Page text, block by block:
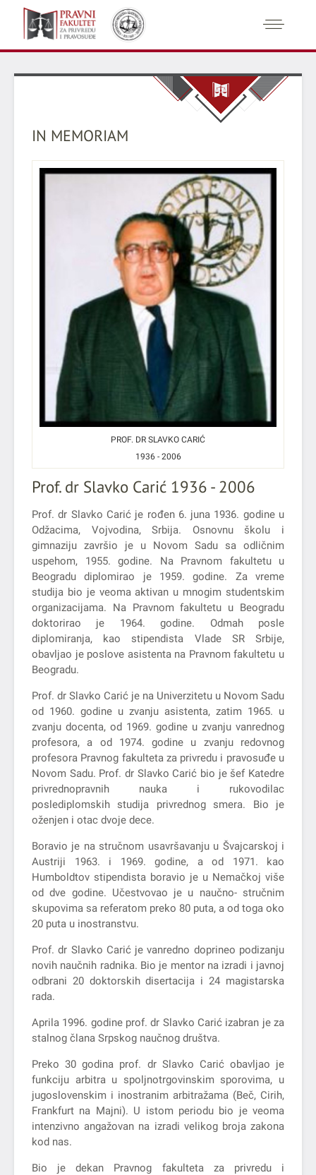
IN MEMORIAM
PROF. DR SLAVKO CARIĆ
1936 - 2006
Prof. dr Slavko Carić 1936 - 2006
Prof. dr Slavko Carić je rođen 6. juna 1936. godine u
Odžacima, Vojvodina, Srbija. Osnovnu školu i
gimnaziju završio je u Novom Sadu sa odličnim
uspehom, 1955. godine. Na Pravnom fakultetu u
Beogradu diplomirao je 1959. godine. Za vreme
studija bio je veoma aktivan u mnogim studentskim
organizacijama. Na Pravnom fakultetu u Beogradu
doktorirao je 1964. godine. Odmah posle
diplomiranja, kao stipendista Vlade SR Srbije,
obavljao je poslove asistenta na Pravnom fakultetu u
Beogradu.
Prof. dr Slavko Carić je na Univerzitetu u Novom Sadu
od 1960. godine u zvanju asistenta, zatim 1965. u
zvanju docenta, od 1969. godine u zvanju vanrednog
profesora, a od 1974. godine u zvanju redovnog
profesora Pravnog fakulteta za privredu i pravosuđe u
Novom Sadu. Prof. dr Slavko Carić bio je šef Katedre
privrednopravnih nauka i rukovodilac
poslediplomskih studija privrednog smera. Bio je
oženjen i otac dvoje dece.
Boravio je na stručnom usavršavanju u Švajcarskoj i
Austriji 1963. i 1969. godine, a od 1971. kao
Humboldtov stipendista boravio je u Nemačkoj više
od dve godine. Učestvovao je u naučno- stručnim
skupovima sa referatom preko 80 puta, a od toga oko
20 puta u inostranstvu.
Prof. dr Slavko Carić je vanredno doprineo podizanju
novih naučnih radnika. Bio je mentor na izradi i javnoj
odbrani 20 doktorskih disertacija i 24 magistarska
rada.
Aprila 1996. godine prof. dr Slavko Carić izabran je za
stalnog člana Srpskog naučnog društva.
Preko 30 godina prof. dr Slavko Carić obavljao je
funkciju arbitra u spoljnotrgovinskim sporovima, u
jugoslovenskim i inostranim arbitražama (Beč, Cirih,
Frankfurt na Majni). U istom periodu bio je veoma
intenzivno angažovan na izradi velikog broja zakona
kod nas.
Bio je dekan Pravnog fakulteta za privredu i